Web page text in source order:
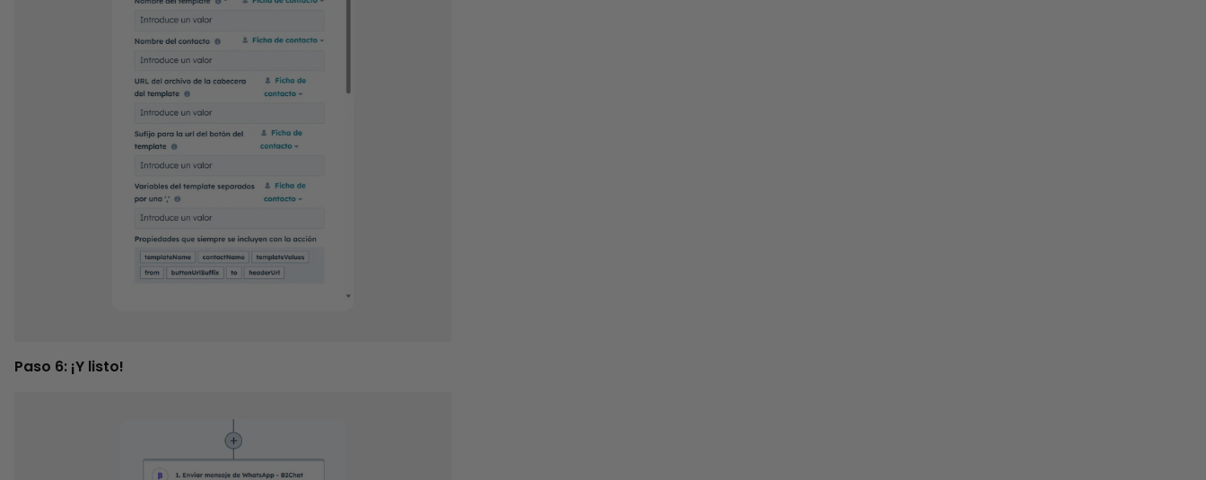
Paso 6: ¡Y listo!